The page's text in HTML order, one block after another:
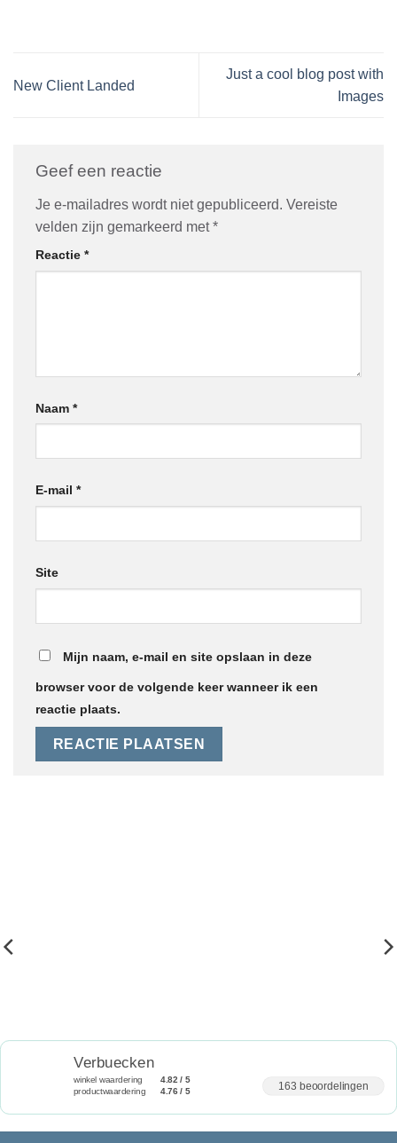
New Client Landed
Just a cool blog post with
Images
Geef een reactie
Je e-mailadres wordt niet gepubliceerd. Vereiste
velden zijn gemarkeerd met*
Reactie *
Naam *
E-mail *
Site
Mijn naam, e-mail en site opslaan in deze
browser voor de volgende keer wanneer ik een
reactie plaats.
Verbuecken
winkel waardering 4.82 / 5
productwaardering 4.76 / 5 163 beoordelingen